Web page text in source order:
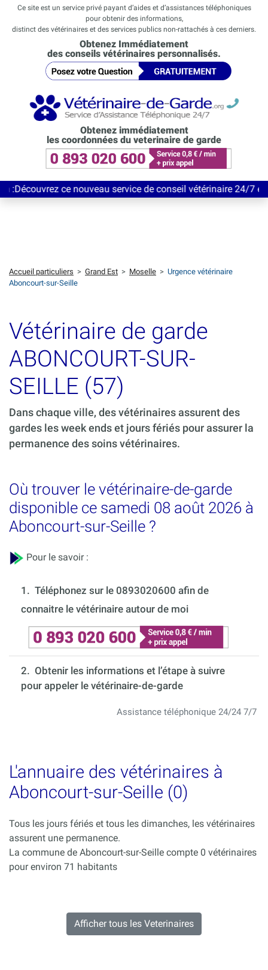
Ce site est un service privé payant d’aides et d’assistances téléphoniques
pour obtenir des informations,
distinct des vétérinaires et des services publics non-rattachés à ces derniers.
Obtenez Immédiatement
des conseils vétérinaires personnalisés.
Obtenez immédiatement
les coordonnées du veterinaire de garde
ce nouveau service de conseil vétérinaire 24/7
Accueil particuliers > Grand Est > Moselle > Urgence vétérinaire
Aboncourt-sur-Seille
Vétérinaire de garde
ABONCOURT-SUR-
SEILLE (57)
Dans chaque ville, des vétérinaires assurent des
gardes les week ends et jours fériés pour assurer la
permanence des soins vétérinaires.
Où trouver le vétérinaire-de-garde
disponible ce samedi 08 août 2026 à
Aboncourt-sur-Seille ?
Pour le savoir :
1. Téléphonez sur le 0893020600 afin de
connaitre le vétérinaire autour de moi
2. Obtenir les informations et l’étape à suivre
pour appeler le vétérinaire-de-garde
Assistance téléphonique 24/24 7/7
L'annuaire des vétérinaires à
Aboncourt-sur-Seille (0)
Tous les jours fériés et tous les dimanches, les vétérinaires
assurent une permanence.
La commune de Aboncourt-sur-Seille compte 0 vétérinaires
pour environ 71 habitants
Afficher tous les Veterinaires